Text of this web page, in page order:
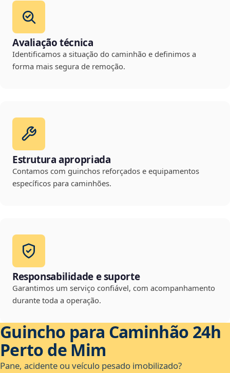
Avaliação técnica
Identificamos a situação do caminhão e definimos a
forma mais segura de remoção.
Estrutura apropriada
Contamos com guinchos reforçados e equipamentos
específicos para caminhões.
Responsabilidade e suporte
Garantimos um serviço confiável, com acompanhamento
durante toda a operação.
Guincho para Caminhão 24h
Perto de Mim
Pane, acidente ou veículo pesado imobilizado?